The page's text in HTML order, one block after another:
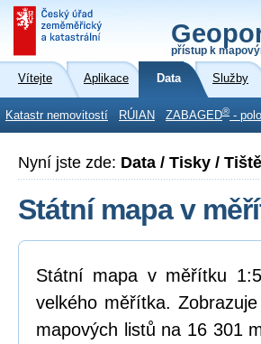
přístup k
Vítejte Aplikace Data Služby
Katastr nemovitostí RÚIAN ZABAGED® -
Nyní jste zde: Data / Tisky /
Státní mapa v
Státní mapa v měřítku
velkého měřítka.
mapových listů na 16 301